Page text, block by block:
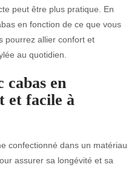
peut être plus pratique. En
en fonction de ce que vous
pourrez allier confort et
au quotidien.
cabas en
et facile à
confectionné dans un matériau
assurer sa longévité et sa